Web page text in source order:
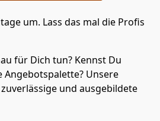
um. Lass das mal die Profis
für Dich tun? Kennst Du
Angebotspalette? Unsere
und ausgebildete